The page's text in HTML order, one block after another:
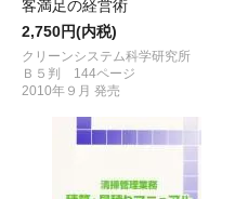
客満足の経営術
2,750円(内税)
クリーンシステム科学研究所
Ｂ５判 144ページ
2010年９月 発売